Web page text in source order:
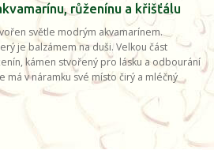
růženínu a křišťálu
světle modrým akvamarínem.
je balzámem na duši. Velkou část
kámen stvořený pro lásku a odbourání
má v náramku své místo čirý a mléčný